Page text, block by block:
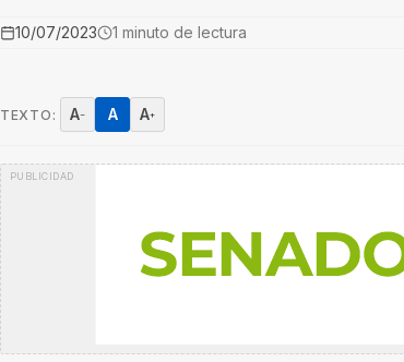
10/07/2023 1 minuto de lectura
TEXTO: A− A A+